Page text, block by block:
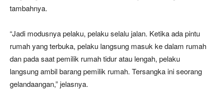
tambahnya.
“Jadi modusnya pelaku, pelaku selalu jalan. Ketika ada pintu
rumah yang terbuka, pelaku langsung masuk ke dalam rumah
dan pada saat pemilik rumah tidur atau lengah, pelaku
langsung ambil barang pemilik rumah. Tersangka ini seorang
gelandaangan,” jelasnya.